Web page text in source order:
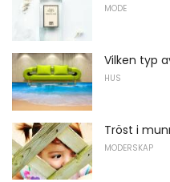
MODE
Vilken typ
HUS
Tröst i
MODERSKAP